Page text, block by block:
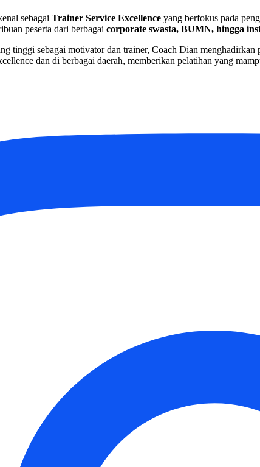
sebagai Trainer Service Excellence yang berfokus pada
peserta dari berbagai corporate swasta, BUMN, hingga
tinggi sebagai motivator dan trainer, Coach Dian
dan di berbagai daerah, memberikan pelatihan yang